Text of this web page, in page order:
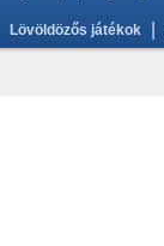
Lövöldözős játékok